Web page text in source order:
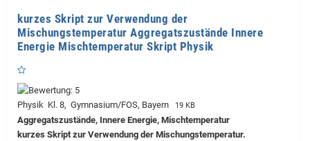
kurzes Skript zur Verwendung der
Mischungstemperatur Aggregatszustände Innere
Energie Mischtemperatur Skript Physik
Physik Kl. 8, Gymnasium/FOS, Bayern 19 KB
Aggregatszustände, Innere Energie, Mischtemperatur
kurzes Skript zur Verwendung der Mischungstemperatur.